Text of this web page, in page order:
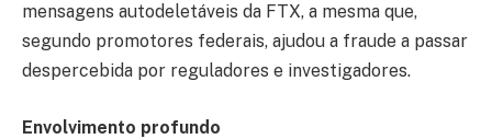
mensagens autodeletáveis da FTX, a mesma que,
segundo promotores federais, ajudou a fraude a passar
despercebida por reguladores e investigadores.
Envolvimento profundo